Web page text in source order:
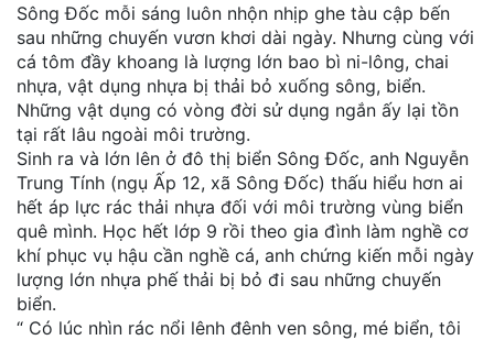
Sông Đốc mỗi sáng luôn nhộn nhịp ghe tàu cập bến
sau những chuyến vươn khơi dài ngày. Nhưng cùng với
cá tôm đầy khoang là lượng lớn bao bì ni-lông, chai
nhựa, vật dụng nhựa bị thải bỏ xuống sông, biển.
Những vật dụng có vòng đời sử dụng ngắn ấy lại tồn
tại rất lâu ngoài môi trường.
Sinh ra và lớn lên ở đô thị biển Sông Đốc, anh Nguyễn
Trung Tính (ngụ Ấp 12, xã Sông Đốc) thấu hiểu hơn ai
hết áp lực rác thải nhựa đối với môi trường vùng biển
quê mình. Học hết lớp 9 rồi theo gia đình làm nghề cơ
khí phục vụ hậu cần nghề cá, anh chứng kiến mỗi ngày
lượng lớn nhựa phế thải bị bỏ đi sau những chuyến
biển.
“ Có lúc nhìn rác nổi lênh đênh ven sông, mé biển, tôi